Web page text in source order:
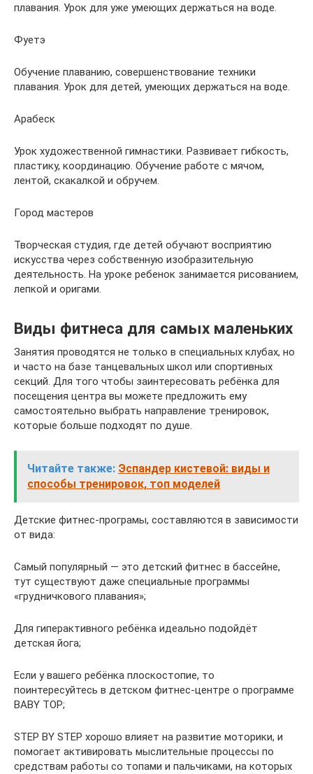
плавания. Урок для уже умеющих держаться на воде.
Фуетэ
Обучение плаванию, совершенствование техники
плавания. Урок для детей, умеющих держаться на воде.
Арабеск
Урок художественной гимнастики. Развивает гибкость,
пластику, координацию. Обучение работе с мячом,
лентой, скакалкой и обручем.
Город мастеров
Творческая студия, где детей обучают восприятию
искусства через собственную изобразительную
деятельность. На уроке ребенок занимается рисованием,
лепкой и оригами.
Виды фитнеса для самых маленьких
Занятия проводятся не только в специальных клубах, но
и часто на базе танцевальных школ или спортивных
секций. Для того чтобы заинтересовать ребёнка для
посещения центра вы можете предложить ему
самостоятельно выбрать направление тренировок,
которые больше подходят по душе.
Читайте также: Эспандер кистевой: виды и
способы тренировок, топ моделей
Детские фитнес-програмы, составляются в зависимости
от вида:
Самый популярный — это детский фитнес в бассейне,
тут существуют даже специальные программы
«грудничкового плавания»;
Для гиперактивного ребёнка идеально подойдёт
детская йога;
Если у вашего ребёнка плоскостопие, то
поинтересуйтесь в детском фитнес-центре о программе
BABY TOP;
STEP BY STEP хорошо влияет на развитие моторики, и
помогает активировать мыслительные процессы по
средствам работы со топами и пальчиками, на которых